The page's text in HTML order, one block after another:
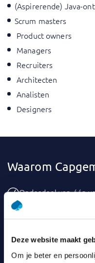
Deze website maakt
Om je beter en
(Aspirerende) Java-
Scrum masters
Product owners
Managers
Recruiters
Architecten
Analisten
Designers
Waarom
Onderdeel van één
innovatieve IT-
Groot
De meeste
examen.